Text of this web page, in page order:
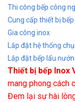
Thi công bếp công
Cung cấp thiết bị
Gia công inox
Lắp đặt hệ thống
Lắp đặt bếp lẩu
Thiết bị bếp Inox
mang phong cách
Đem lại sự hài